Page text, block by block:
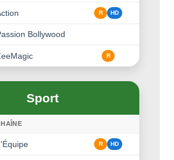
R HD
Bollywood
R
Sport
R HD